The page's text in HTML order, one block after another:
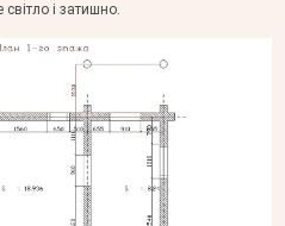
і затишно.